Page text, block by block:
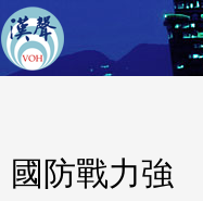
國防戰力強